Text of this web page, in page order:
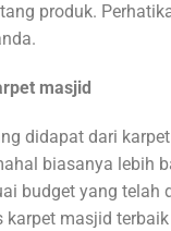
produk.
masjid
didapat dari
biasanya lebih
budget yang telah
karpet masjid terbaik